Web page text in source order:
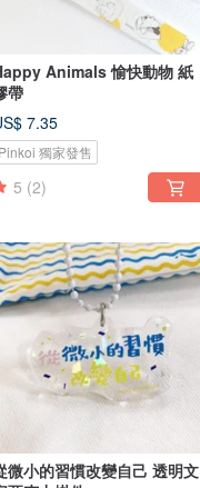
Animals 愉快動物 紙
帶
7.35
Pinkoi 獨家發售
5 (2)
微小的習慣改變自己 透明文